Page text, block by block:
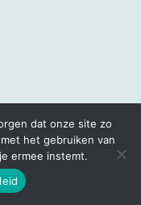
dat onze site zo
het gebruiken van
ermee instemt.